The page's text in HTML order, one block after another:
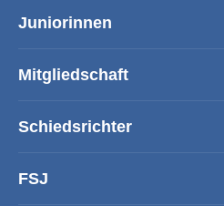
Juniorinnen
Mitgliedschaft
Schiedsrichter
FSJ